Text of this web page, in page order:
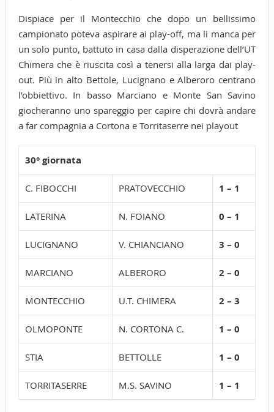
Dispiace per il Montecchio che dopo un bellissimo
campionato poteva aspirare ai play-off, ma li manca per
un solo punto, battuto in casa dalla disperazione dell’UT
Chimera che è riuscita così a tenersi alla larga dai play-
out. Più in alto Bettole, Lucignano e Alberoro centrano
l’obbiettivo. In basso Marciano e Monte San Savino
giocheranno uno spareggio per capire chi dovrà andare
a far compagnia a Cortona e Torritaserre nei playout
30° giornata
C. FIBOCCHI PRATOVECCHIO 1 – 1
LATERINA N. FOIANO 0 – 1
LUCIGNANO V. CHIANCIANO 3 – 0
MARCIANO ALBERORO 2 – 0
MONTECCHIO U.T. CHIMERA 2 – 3
OLMOPONTE N. CORTONA C. 1 – 0
STIA BETTOLLE 1 – 0
TORRITASERRE M.S. SAVINO 1 – 1